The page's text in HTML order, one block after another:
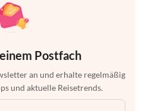
Postfach
an und erhalte regelmäßig
und aktuelle Reisetrends.